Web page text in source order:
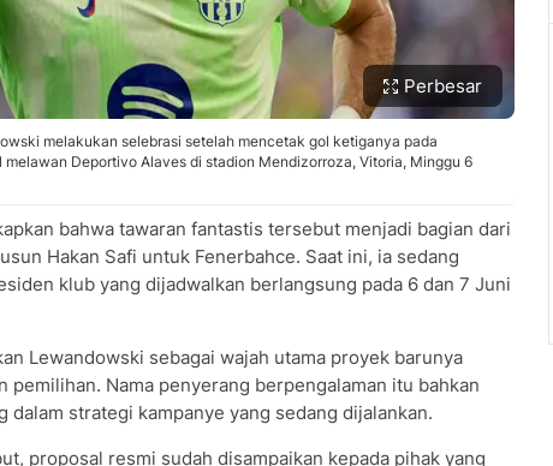
Perbesar
melakukan selebrasi setelah mencetak gol ketiganya pada
Deportivo Alaves di stadion Mendizorroza, Vitoria, Minggu 6
bahwa tawaran fantastis tersebut menjadi bagian dari
Hakan Safi untuk Fenerbahce. Saat ini, ia sedang
klub yang dijadwalkan berlangsung pada 6 dan 7 Juni
Lewandowski sebagai wajah utama proyek barunya
pemilihan. Nama penyerang berpengalaman itu bahkan
strategi kampanye yang sedang dijalankan.
proposal resmi sudah disampaikan kepada pihak yang